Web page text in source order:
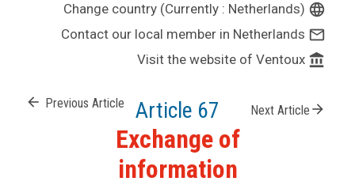
Change country (Currently : Netherlands) language
Contact our local member in Netherlands mail_outline
Visit the website of Ventoux account_balance
arrow_back Previous Article Article 67 Next Article arrow_forward
Exchange of
information